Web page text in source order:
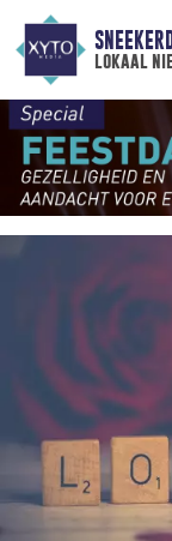
lokaal